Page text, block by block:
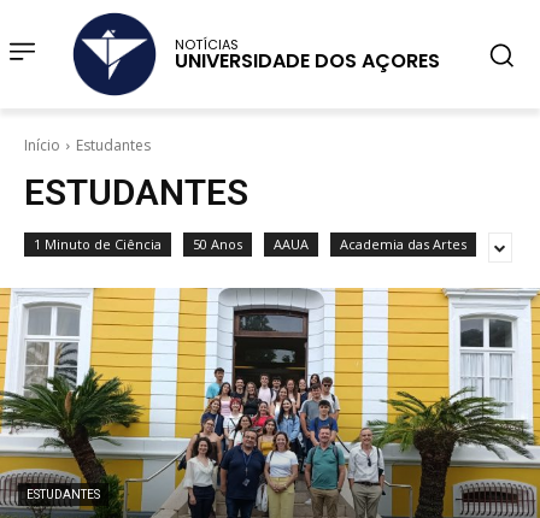
NOTÍCIAS
UNIVERSIDADE DOS AÇORES
Início Estudantes
ESTUDANTES
1 Minuto de Ciência 50 Anos AAUA Academia das Artes
ESTUDANTES